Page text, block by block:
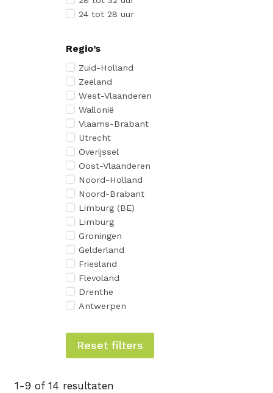
24 tot 28 uur
Regio’s
Zuid-Holland
Zeeland
West-Vlaanderen
Wallonië
Vlaams-Brabant
Utrecht
Overijssel
Oost-Vlaanderen
Noord-Holland
Noord-Brabant
Limburg (BE)
Limburg
Groningen
Gelderland
Friesland
Flevoland
Drenthe
Antwerpen
Reset filters
1-9 of 14 resultaten